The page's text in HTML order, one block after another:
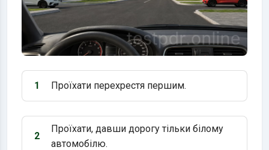
Варіант 1:
1 Проїхати перехрестя першим.
Варіант 2:
2
Проїхати, давши дорогу тільки білому
автомобілю.